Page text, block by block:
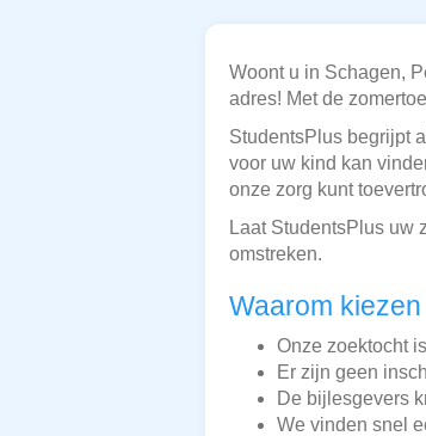
Woont u in Schagen,
adres! Met de
StudentsPlus begrijpt
voor uw kind kan
onze zorg kunt
Laat StudentsPlus uw
omstreken.
Waarom
Onze zoektocht
Er zijn geen
De bijlesgevers
We vinden snel